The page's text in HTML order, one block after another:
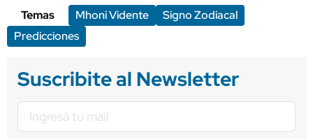
Temas Mhoni Vidente
Signo Zodiacal
Predicciones
Suscribite al Newsletter